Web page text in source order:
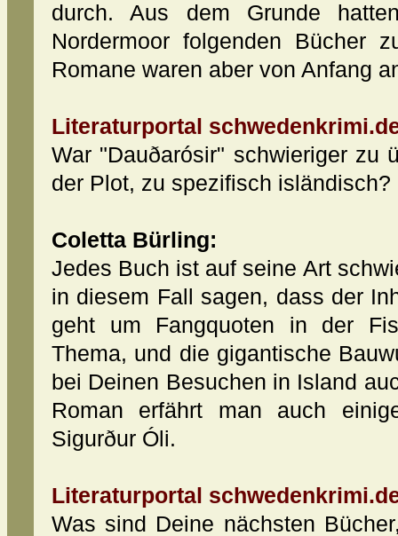
durch. Aus dem Grunde
Nordermoor folgenden Bücher
Romane waren aber von Anfang
Literaturportal
War "Dauðarósir" schwieriger zu
der Plot, zu spezifisch isländisch?
Coletta Bürling:
Jedes Buch ist auf seine Art
in diesem Fall sagen, dass der
geht um Fangquoten in der
Thema, und die gigantische
bei Deinen Besuchen in Island
Roman erfährt man auch
Sigurður Óli.
Literaturportal
Was sind Deine nächsten